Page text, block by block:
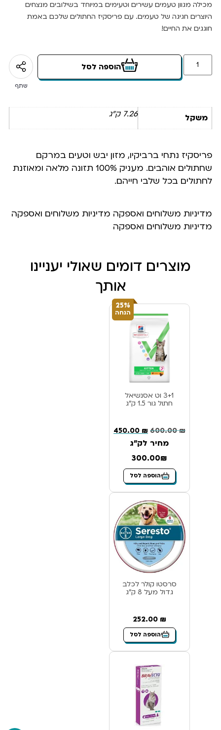
מכילה מגוון טעמים עשירים וטעימים במיוחד בשילובים מנצחים
היוצרים חגיגה של טעמים. עם פריסקיז החתולים שלכם באמת
חוגגים את החיים!
הוספה לסל
שתף
משקל 7.26 ק"ג
פריסקיז נתחי ברביקיו, מזון יבש וטעים במרקם
שחתולים אוהבים. מעניק 100% תזונה מלאה ומאוזנת
לחתולים בכל שלבי חייהם.
מדיניות משלוחים ואספקה מדיניות משלוחים ואספקה
מדיניות משלוחים ואספקה
מוצרים דומים שאולי יעניינו
אותך
25%
הנחה
3+1 וט אסנשיאל
חתול גור 1.5 ק”ג
600.00₪
450.00 ₪
מחיר לק"ג
300.00₪
הוספה לסל
סרסטו קולר לכלב
גדול מעל 8 ק”ג
252.00 ₪
הוספה לסל